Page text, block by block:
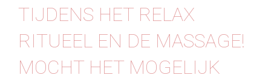
TIJDENS HET RELAX
RITUEEL EN DE MASSAGE!
MOCHT HET MOGELIJK